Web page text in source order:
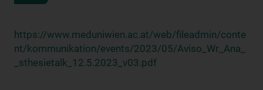
https://www.meduniwien.ac.at/web/fileadmin/conte
nt/kommunikation/events/2023/05/Aviso_Wr_Ana_
_sthesietalk_12.5.2023_v03.pdf